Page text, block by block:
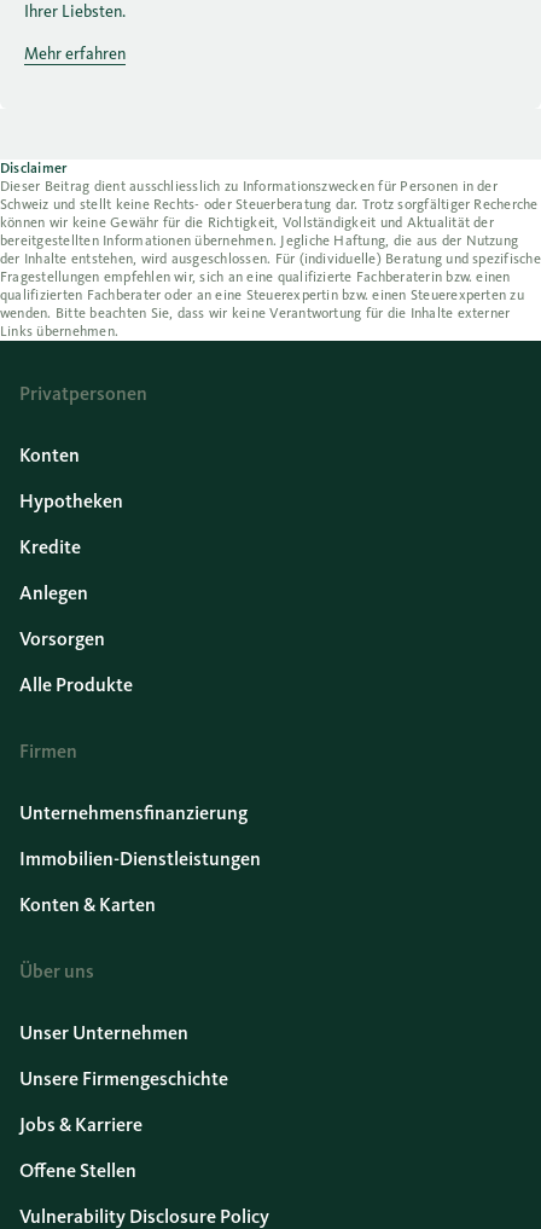
Ihrer Liebsten.
Mehr erfahren
Disclaimer
Dieser Beitrag dient ausschliesslich zu Informationszwecken für Personen in der
Schweiz und stellt keine Rechts- oder Steuerberatung dar. Trotz sorgfältiger Recherche
können wir keine Gewähr für die Richtigkeit, Vollständigkeit und Aktualität der
bereitgestellten Informationen übernehmen. Jegliche Haftung, die aus der Nutzung
der Inhalte entstehen, wird ausgeschlossen. Für (individuelle) Beratung und spezifische
Fragestellungen empfehlen wir, sich an eine qualifizierte Fachberaterin bzw. einen
qualifizierten Fachberater oder an eine Steuerexpertin bzw. einen Steuerexperten zu
wenden. Bitte beachten Sie, dass wir keine Verantwortung für die Inhalte externer
Links übernehmen.
Privatpersonen
Konten
Hypotheken
Kredite
Anlegen
Vorsorgen
Alle Produkte
Firmen
Unternehmensfinanzierung
Immobilien-Dienstleistungen
Konten & Karten
Über uns
Unser Unternehmen
Unsere Firmengeschichte
Jobs & Karriere
Offene Stellen
Vulnerability Disclosure Policy